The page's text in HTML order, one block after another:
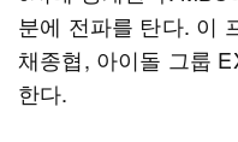
분에 전파를 탄다. 이
채종협, 아이돌 그룹
한다.